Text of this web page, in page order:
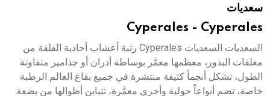
سعديات
Cyperales - Cyperales
السعديات السعديات Cyperales رتبة أعشاب أحادية الفلقة من
مغلفات البذور، معظمها معمَّر بوساطة أدران أو جذامير متفاوتة
الطول، تشكل أنجماً كثيفة منتشرة في جميع بقاع العالم الرطبة
خاصة، تضم أنواعاً حولية وأخرى معمَّرة، تتباين أطوالها من بضعة